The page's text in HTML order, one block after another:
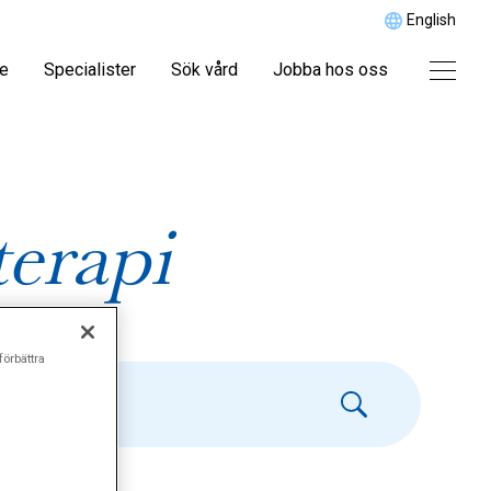
English
Specialister Sök vård Jobba hos oss